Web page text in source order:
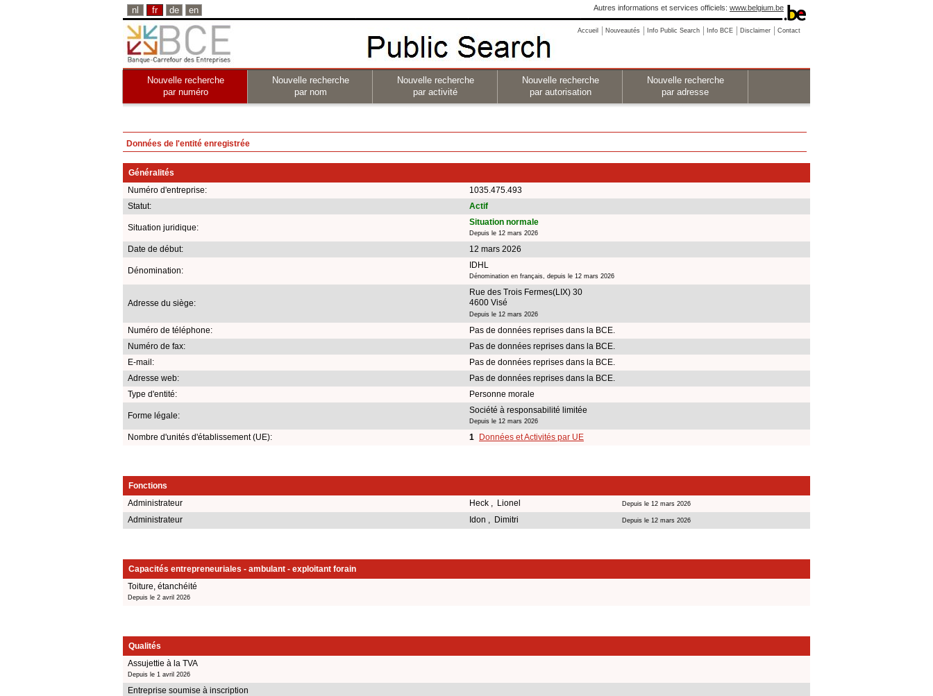
nl fr de en Autres informations et services officiels: www.belgium.be
Accueil Nouveautés Info Public Search Info BCE Disclaimer Contact
Nouvelle recherche
par numéro
Nouvelle recherche
par nom
Nouvelle recherche
par activité
Nouvelle recherche
par autorisation
Nouvelle recherche
par adresse
Données de l'entité enregistrée
Généralités
Numéro d'entreprise:
1035.475.493
Statut:
Actif
Situation juridique:
Situation normale
Depuis le 12 mars 2026
Date de début: 12 mars 2026
Dénomination:
IDHL
Dénomination en français, depuis le 12 mars 2026
Adresse du siège:
Rue des Trois Fermes(LIX) 30
4600 Visé
Depuis le 12 mars 2026
Numéro de téléphone:
Pas de données reprises dans la BCE.
Numéro de fax:
Pas de données reprises dans la BCE.
E-mail:
Pas de données reprises dans la BCE.
Adresse web:
Pas de données reprises dans la BCE.
Type d'entité:
Personne morale
Forme légale:
Société à responsabilité limitée
Depuis le 12 mars 2026
Nombre d'unités d'établissement (UE): 1 Données et Activités par UE
Fonctions
Administrateur
Heck , Lionel Depuis le 12 mars 2026
Administrateur Idon , Dimitri Depuis le 12 mars 2026
Capacités entrepreneuriales - ambulant - exploitant forain
Toiture, étanchéité
Depuis le 2 avril 2026
Qualités
Assujettie à la TVA
Depuis le 1 avril 2026
Entreprise soumise à inscription